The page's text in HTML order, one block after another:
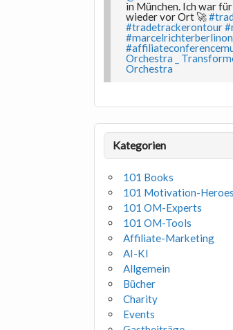
in München. Ich war
wieder vor Ort 🚀
#tradetrackerontour
Orchestra _
Orchestra
Kategorien
101 Books
101 Motivation-Heroes
101 OM-Experts
101 OM-Tools
Affiliate-Marketing
AI-KI
Allgemein
Bücher
Charity
Events